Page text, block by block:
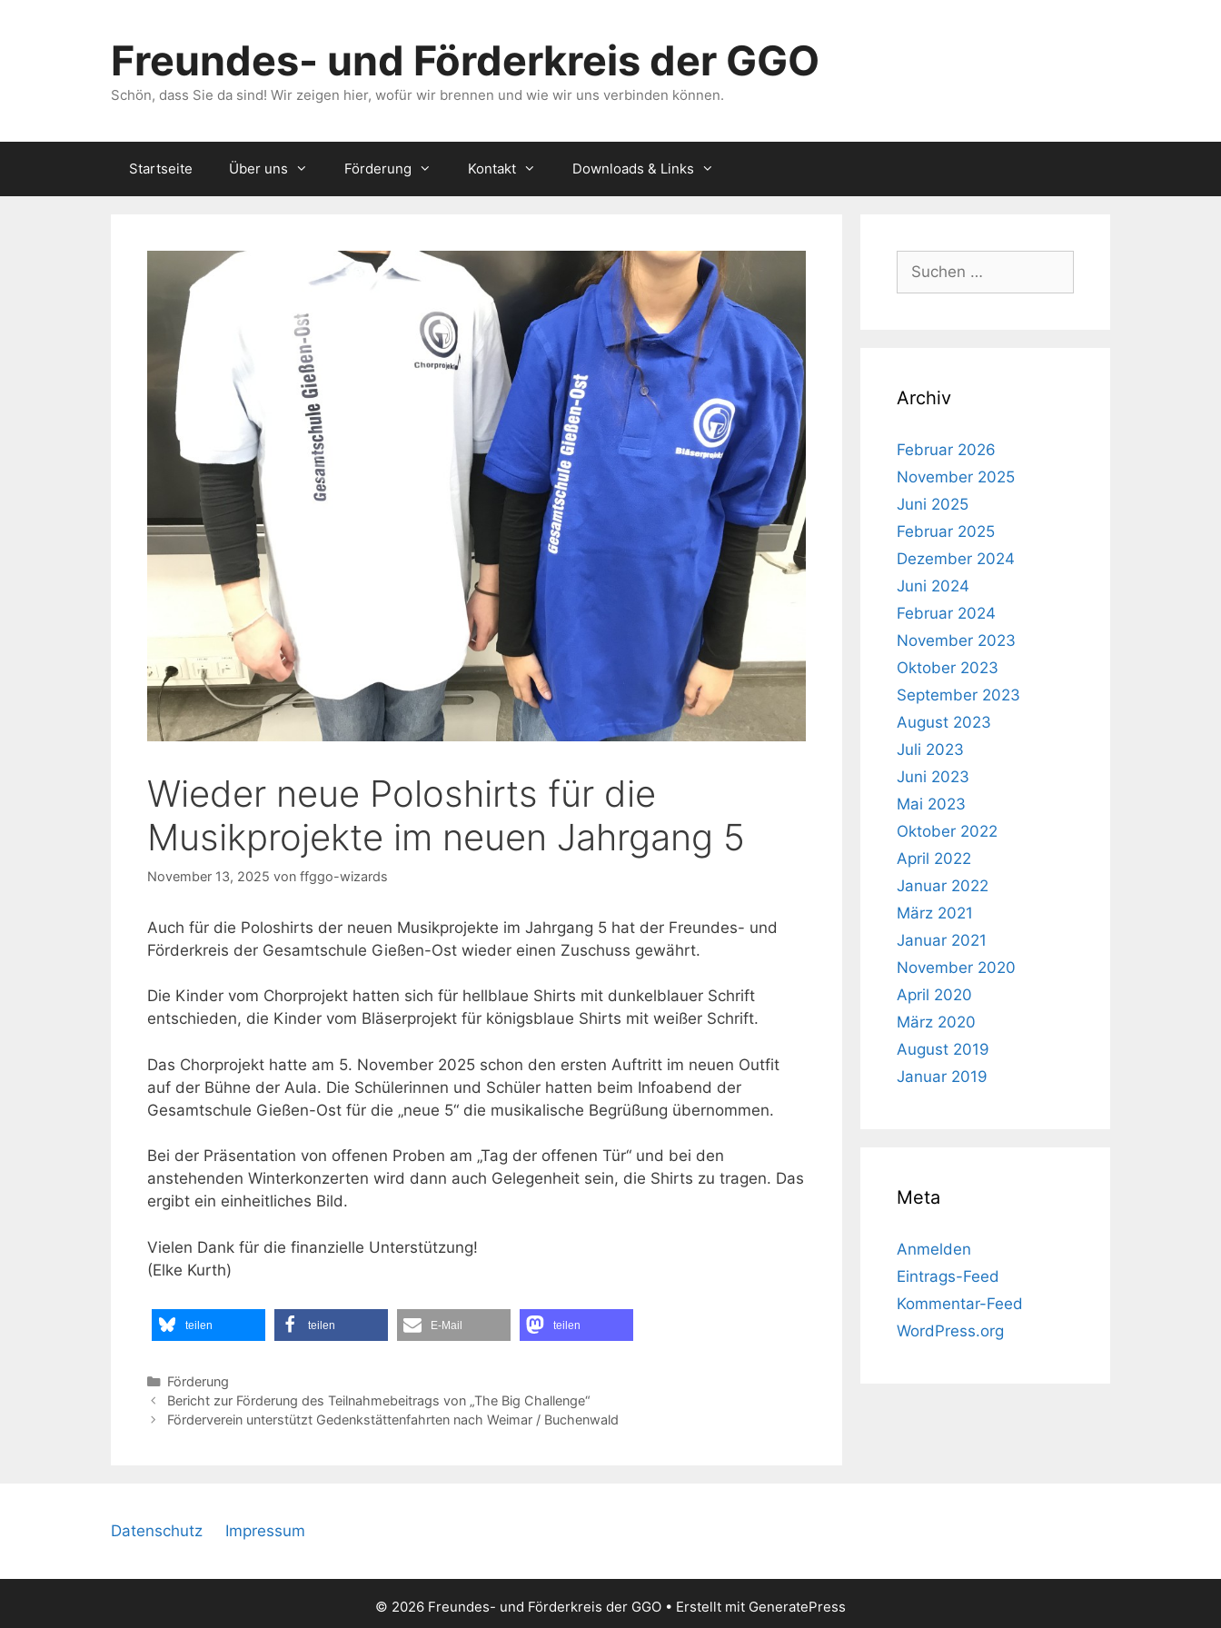
Freundes- und Förderkreis der GGO
Schön, dass Sie da sind! Wir zeigen hier, wofür wir brennen und wie wir uns verbinden können.
Startseite Über uns Förderung Kontakt Downloads & Links
Wieder neue Poloshirts für die
Musikprojekte im neuen Jahrgang 5
November 13, 2025 von ffggo-wizards
Auch für die Poloshirts der neuen Musikprojekte im Jahrgang 5 hat der Freundes- und
Förderkreis der Gesamtschule Gießen-Ost wieder einen Zuschuss gewährt.
Die Kinder vom Chorprojekt hatten sich für hellblaue Shirts mit dunkelblauer Schrift
entschieden, die Kinder vom Bläserprojekt für königsblaue Shirts mit weißer Schrift.
Das Chorprojekt hatte am 5. November 2025 schon den ersten Auftritt im neuen Outfit
auf der Bühne der Aula. Die Schülerinnen und Schüler hatten beim Infoabend der
Gesamtschule Gießen-Ost für die „neue 5“ die musikalische Begrüßung übernommen.
Bei der Präsentation von offenen Proben am „Tag der offenen Tür“ und bei den
anstehenden Winterkonzerten wird dann auch Gelegenheit sein, die Shirts zu tragen. Das
ergibt ein einheitliches Bild.
Vielen Dank für die finanzielle Unterstützung!
(Elke Kurth)
teilen teilen E-Mail teilen
Kategorien
Förderung
Bericht zur Förderung des Teilnahmebeitrags von „The Big Challenge“
Förderverein unterstützt Gedenkstättenfahrten nach Weimar / Buchenwald
Suchen
nach:
Archiv
Februar 2026
November 2025
Juni 2025
Februar 2025
Dezember 2024
Juni 2024
Februar 2024
November 2023
Oktober 2023
September 2023
August 2023
Juli 2023
Juni 2023
Mai 2023
Oktober 2022
April 2022
Januar 2022
März 2021
Januar 2021
November 2020
April 2020
März 2020
August 2019
Januar 2019
Meta
Anmelden
Eintrags-Feed
Kommentar-Feed
WordPress.org
Datenschutz Impressum
© 2026 Freundes- und Förderkreis der GGO • Erstellt mit GeneratePress